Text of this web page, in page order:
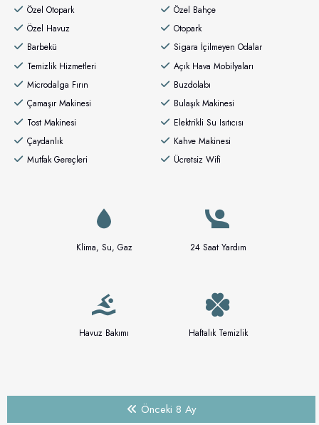
Özel Otopark
Özel Bahçe
Özel Havuz
Otopark
Barbekü
Sigara İçilmeyen Odalar
Temizlik Hizmetleri
Açık Hava Mobilyaları
Microdalga Fırın
Buzdolabı
Çamaşır Makinesi
Bulaşık Makinesi
Tost Makinesi
Elektrikli Su Isıtıcısı
Çaydanlık
Kahve Makinesi
Mutfak Gereçleri
Ücretsiz Wifi
Klima, Su, Gaz 24 Saat Yardım
Havuz Bakımı Haftalık Temizlik
Önceki 8 Ay